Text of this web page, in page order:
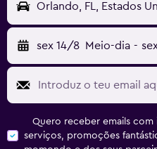
sex 14/8 Meio-dia -
Quero receber emails
serviços, promoções